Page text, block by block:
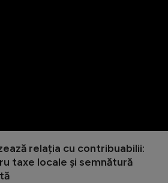
relația cu contribuabilii:
taxe locale și semnătură